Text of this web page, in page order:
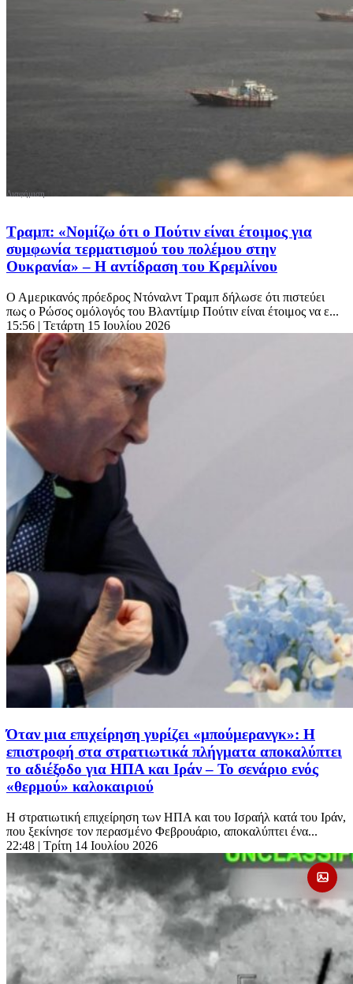
Τραμπ: «Νομίζω ότι ο Πούτιν είναι έτοιμος για
συμφωνία τερματισμού του πολέμου στην
Ουκρανία» – Η αντίδραση του Κρεμλίνου
Ο Αμερικανός πρόεδρος Ντόναλντ Τραμπ δήλωσε ότι πιστεύει
πως ο Ρώσος ομόλογός του Βλαντίμιρ Πούτιν είναι έτοιμος να ε...
15:56 | Τετάρτη 15 Ιουλίου 2026
Όταν μια επιχείρηση γυρίζει «μπούμερανγκ»: Η
επιστροφή στα στρατιωτικά πλήγματα αποκαλύπτει
το αδιέξοδο για ΗΠΑ και Ιράν – Το σενάριο ενός
«θερμού» καλοκαιριού
Η στρατιωτική επιχείρηση των ΗΠΑ και του Ισραήλ κατά του Ιράν,
που ξεκίνησε τον περασμένο Φεβρουάριο, αποκαλύπτει ένα...
22:48 | Τρίτη 14 Ιουλίου 2026